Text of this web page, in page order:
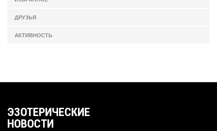
ДРУЗЬЯ
АКТИВНОСТЬ
ЭЗОТЕРИЧЕСКИЕ
НОВОСТИ